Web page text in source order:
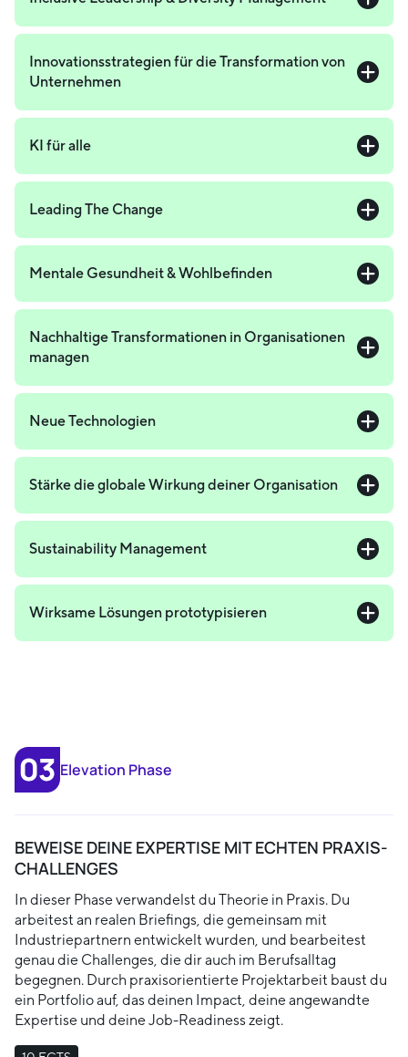
Innovationsstrategien für die Transformation von
Unternehmen
KI für alle
Leading The Change
Mentale Gesundheit & Wohlbefinden
Nachhaltige Transformationen in Organisationen
managen
Neue Technologien
Stärke die globale Wirkung deiner Organisation
Sustainability Management
Wirksame Lösungen prototypisieren
Elevation Phase
BEWEISE DEINE EXPERTISE MIT ECHTEN PRAXIS-
CHALLENGES
In dieser Phase verwandelst du Theorie in Praxis. Du
arbeitest an realen Briefings, die gemeinsam mit
Industriepartnern entwickelt wurden, und bearbeitest
genau die Challenges, die dir auch im Berufsalltag
begegnen. Durch praxisorientierte Projektarbeit baust du
ein Portfolio auf, das deinen Impact, deine angewandte
Expertise und deine Job-Readiness zeigt.